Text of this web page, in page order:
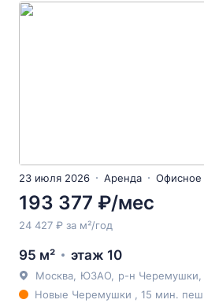
23 июля 2026 Аренда
193 377 ₽/мес
24 427 ₽ за м²/год
95 м² этаж 10
Москва ЮЗАО р-н Черемушки
Новые Черемушки , 15 мин.